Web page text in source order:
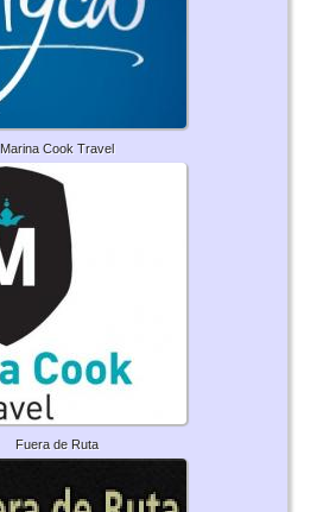
Marina Cook Travel
Fuera de Ruta